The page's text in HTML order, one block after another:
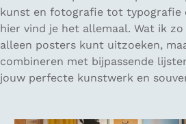
kunst en fotografie tot typografie
hier vind je het allemaal. Wat ik
alleen posters kunt uitzoeken,
combineren met bijpassende
jouw perfecte kunstwerk en